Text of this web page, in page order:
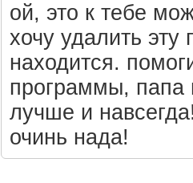
ой, это к тебе
хочу удалить
находится.
программы, папа
лучше и
очинь нада!